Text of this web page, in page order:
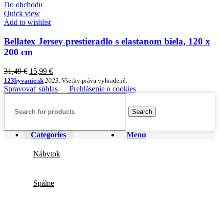
Do obchodu
Quick view
Add to wishlist
Bellatex Jersey prestieradlo s elastanom biela, 120 x
200 cm
31,49€ 15,99 €
123byvanie.sk 2023. Všetky práva vyhradené.
Spravovať súhlas Prehlásenie o cookies
Search
Menu
Categories
Nábytok
Spálne